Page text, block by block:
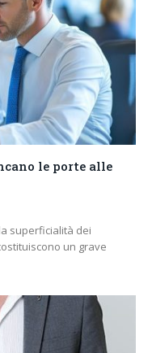
le porte alle
superficialità dei
un grave